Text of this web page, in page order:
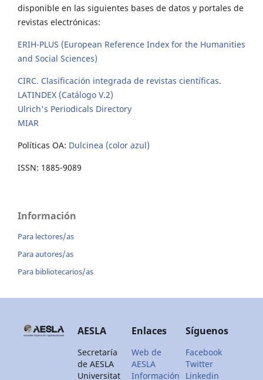
disponible en las siguientes bases de datos y portales de
revistas electrónicas:
ERIH-PLUS (European Reference Index for the Humanities
and Social Sciences)
CIRC. Clasificación integrada de revistas científicas.
LATINDEX (Catálogo V.2)
Ulrich's Periodicals Directory
MIAR
Políticas OA: Dulcinea (color azul)
ISSN: 1885-9089
Información
Para lectores/as
Para autores/as
Para bibliotecarios/as
AESLA
Secretaría
de AESLA
Universitat
Enlaces
Web de
AESLA
Información
Síguenos
Facebook
Twitter
Linkedin